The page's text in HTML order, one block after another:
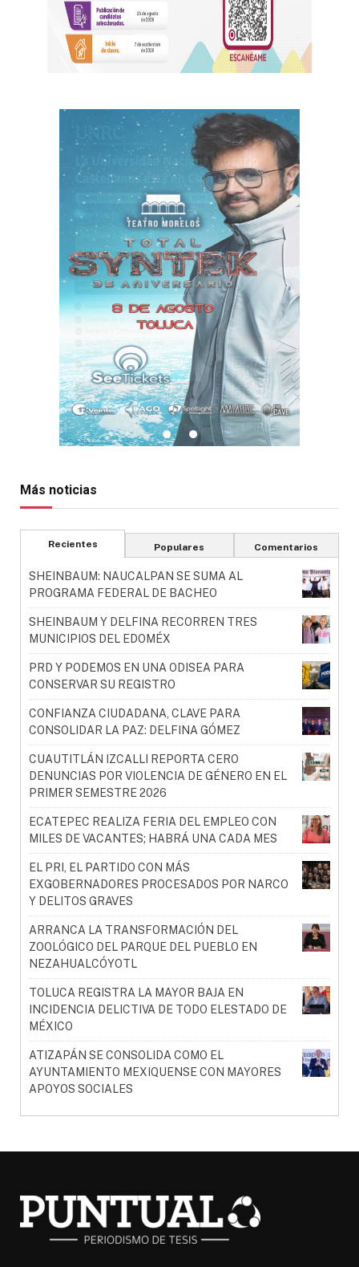
Más noticias
Recientes Populares Comentarios
SHEINBAUM: NAUCALPAN SE SUMA AL
PROGRAMA FEDERAL DE BACHEO
SHEINBAUM Y DELFINA RECORREN TRES
MUNICIPIOS DEL EDOMÉX
PRD Y PODEMOS EN UNA ODISEA PARA
CONSERVAR SU REGISTRO
CONFIANZA CIUDADANA, CLAVE PARA
CONSOLIDAR LA PAZ: DELFINA GÓMEZ
CUAUTITLÁN IZCALLI REPORTA CERO
DENUNCIAS POR VIOLENCIA DE GÉNERO EN EL
PRIMER SEMESTRE 2026
ECATEPEC REALIZA FERIA DEL EMPLEO CON
MILES DE VACANTES; HABRÁ UNA CADA MES
EL PRI, EL PARTIDO CON MÁS
EXGOBERNADORES PROCESADOS POR NARCO
Y DELITOS GRAVES
ARRANCA LA TRANSFORMACIÓN DEL
ZOOLÓGICO DEL PARQUE DEL PUEBLO EN
NEZAHUALCÓYOTL
TOLUCA REGISTRA LA MAYOR BAJA EN
INCIDENCIA DELICTIVA DE TODO ELESTADO DE
MÉXICO
ATIZAPÁN SE CONSOLIDA COMO EL
AYUNTAMIENTO MEXIQUENSE CON MAYORES
APOYOS SOCIALES